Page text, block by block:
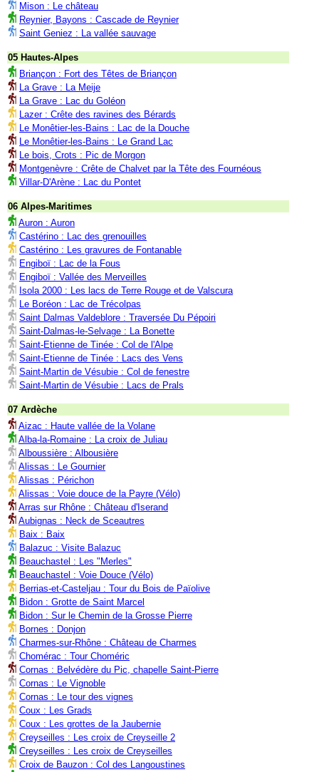
Mison : Le château
Reynier, Bayons : Cascade de Reynier
Saint Geniez : La vallée sauvage
05 Hautes-Alpes
Briançon : Fort des Têtes de Briançon
La Grave : La Meije
La Grave : Lac du Goléon
Lazer : Crête des ravines des Bérards
Le Monêtier-les-Bains : Lac de la Douche
Le Monêtier-les-Bains : Le Grand Lac
Le bois, Crots : Pic de Morgon
Montgenèvre : Crête de Chalvet par la Tête des Fournéous
Villar-D'Arène : Lac du Pontet
06 Alpes-Maritimes
Auron : Auron
Castérino : Lac des grenouilles
Castérino : Les gravures de Fontanable
Engiboï : Lac de la Fous
Engiboï : Vallée des Merveilles
Isola 2000 : Les lacs de Terre Rouge et de Valscura
Le Boréon : Lac de Trécolpas
Saint Dalmas Valdeblore : Traversée Du Pépoiri
Saint-Dalmas-le-Selvage : La Bonette
Saint-Etienne de Tinée : Col de l'Alpe
Saint-Etienne de Tinée : Lacs des Vens
Saint-Martin de Vésubie : Col de fenestre
Saint-Martin de Vésubie : Lacs de Prals
07 Ardèche
Aizac : Haute vallée de la Volane
Alba-la-Romaine : La croix de Juliau
Alboussière : Albousière
Alissas : Le Gournier
Alissas : Périchon
Alissas : Voie douce de la Payre (Vélo)
Arras sur Rhône : Château d'Iserand
Aubignas : Neck de Sceautres
Baix : Baix
Balazuc : Visite Balazuc
Beauchastel : Les "Merles"
Beauchastel : Voie Douce (Vélo)
Berrias-et-Casteljau : Tour du Bois de Païolive
Bidon : Grotte de Saint Marcel
Bidon : Sur le Chemin de la Grosse Pierre
Bornes : Donjon
Charmes-sur-Rhône : Château de Charmes
Chomérac : Tour Choméric
Cornas : Belvédère du Pic, chapelle Saint-Pierre
Cornas : Le Vignoble
Cornas : Le tour des vignes
Coux : Les Grads
Coux : Les grottes de la Jaubernie
Creyseilles : Les croix de Creyseille 2
Creyseilles : Les croix de Creyseilles
Croix de Bauzon : Col des Langoustines